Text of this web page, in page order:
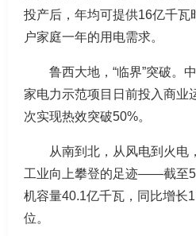
投产后，年均可提供16亿千瓦
户家庭一年的用电需求。
鲁西大地，“临界”突破。
家电力示范项目日前投入商业
次实现热效突破50%。
从南到北，从风电到火电
工业向上攀登的足迹——截至
机容量40.1亿千瓦，同比增长
位。